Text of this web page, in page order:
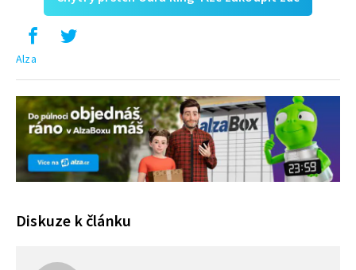
Alza
Diskuze k článku